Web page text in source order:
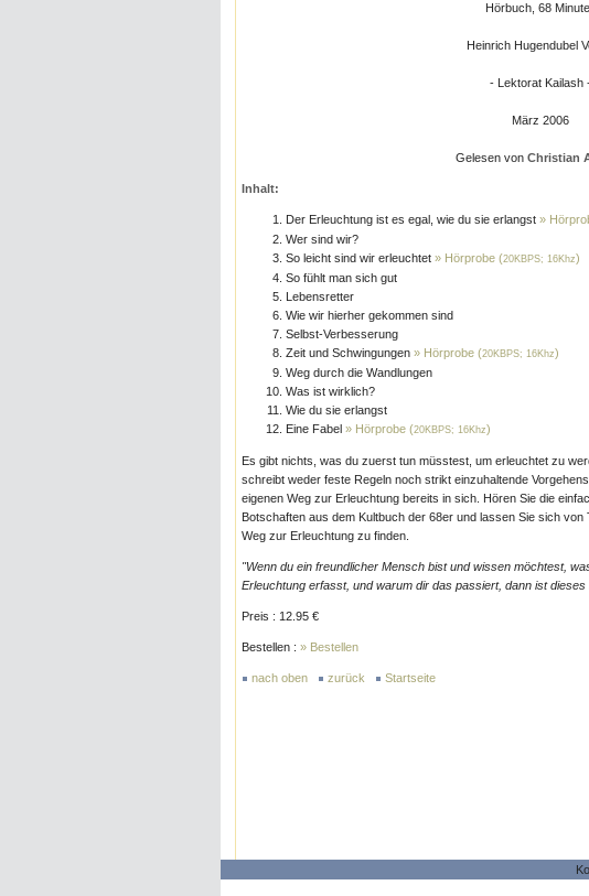
Hörbuch, 68
Heinrich Hugendubel
- Lektorat Kailash
März 2006
Gelesen von Christian
Inhalt:
Der Erleuchtung ist es egal, wie du sie erlangst »
Wer sind wir?
So leicht sind wir erleuchtet » Hörprobe (20KBPS; 16Khz)
So fühlt man sich gut
Lebensretter
Wie wir hierher gekommen sind
Selbst-Verbesserung
Zeit und Schwingungen » Hörprobe (20KBPS; 16Khz)
Weg durch die Wandlungen
Was ist wirklich?
Wie du sie erlangst
Eine Fabel » Hörprobe (20KBPS; 16Khz)
Es gibt nichts, was du zuerst tun müsstest, um erleuchtet zu
schreibt weder feste Regeln noch strikt einzuhaltende
eigenen Weg zur Erleuchtung bereits in sich. Hören Sie die
Botschaften aus dem Kultbuch der 68er und lassen Sie sich
Weg zur Erleuchtung zu finden.
"Wenn du ein freundlicher Mensch bist und wissen möchtest,
Erleuchtung erfasst, und warum dir das passiert, dann ist
Preis : 12.95 €
Bestellen : » Bestellen
nach oben zurück Startseite